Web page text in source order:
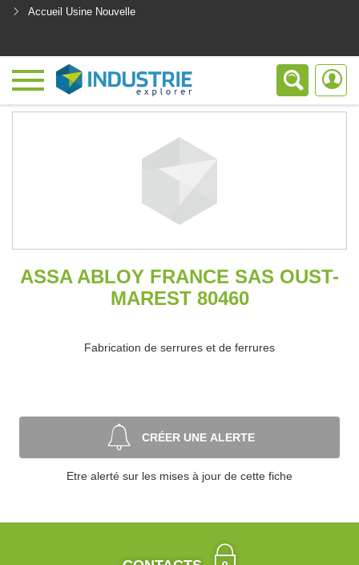
Accueil Usine Nouvelle
ASSA ABLOY FRANCE SAS OUST-
MAREST 80460
Fabrication de serrures et de ferrures
CRÉER UNE ALERTE
Etre alerté sur les mises à jour de cette fiche